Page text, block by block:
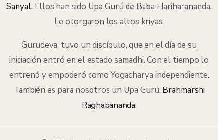
Sanyal. Ellos han sido Upa Gurú de Baba Hariharananda.
Le otorgaron los altos kriyas.
Gurudeva, tuvo un discípulo, que en el día de su
iniciación entró en el estado samadhi. Con el tiempo lo
entrenó y empoderó como Yogacharya independiente.
También es para nosotros un Upa Gurú, Brahmarshi
Raghabananda.